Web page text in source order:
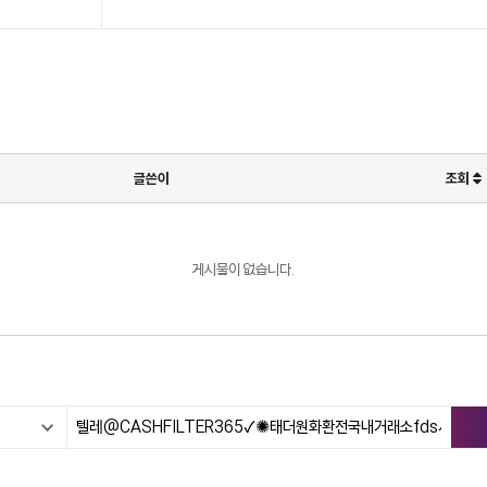
글쓴이 조회
게시물이 없습니다.